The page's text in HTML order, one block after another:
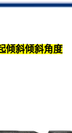
倾斜倾斜角度